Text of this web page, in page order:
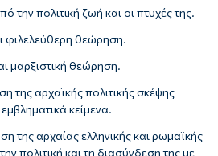
πολιτική ζωή και οι πτυχές της.
φιλελεύθερη θεώρηση.
μαρξιστική θεώρηση.
της αρχαϊκής πολιτικής σκέψης
κείμενα.
της αρχαίας ελληνικής και ρωμαϊκής
πολιτική και τη διασύνδεση της με